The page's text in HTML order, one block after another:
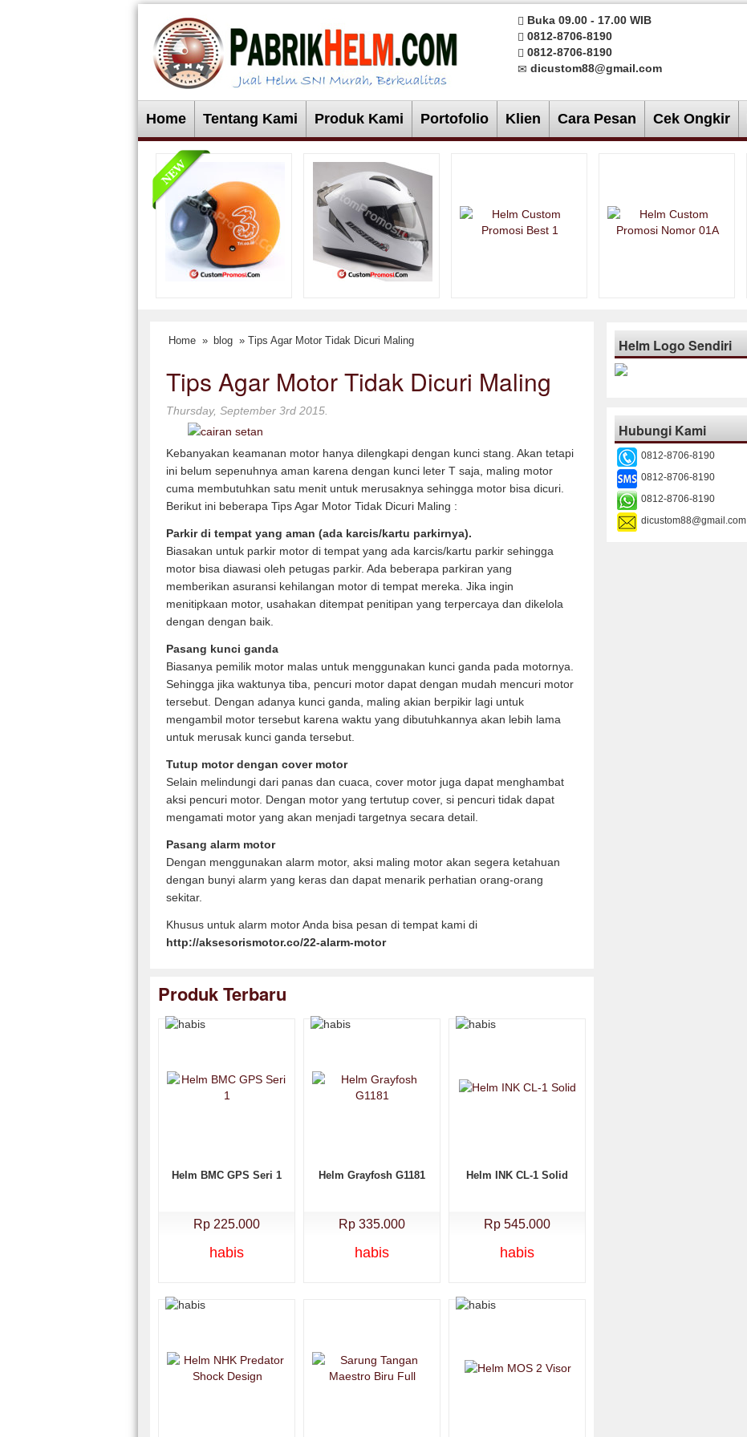
Buka 09.00 - 17.00 WIB
0812-8706-8190
0812-8706-8190
dicustom88@gmail.com
Home Tentang Kami Produk Kami Portofolio Klien Cara Pesan Cek Ongkir
Home » blog » Tips Agar Motor Tidak Dicuri Maling
Tips Agar Motor Tidak Dicuri Maling
Thursday, September 3rd 2015.
Kebanyakan keamanan motor hanya dilengkapi dengan kunci stang. Akan tetapi
ini belum sepenuhnya aman karena dengan kunci leter T saja, maling motor
cuma membutuhkan satu menit untuk merusaknya sehingga motor bisa dicuri.
Berikut ini beberapa Tips Agar Motor Tidak Dicuri Maling :
Parkir di tempat yang aman (ada karcis/kartu parkirnya).
Biasakan untuk parkir motor di tempat yang ada karcis/kartu parkir sehingga
motor bisa diawasi oleh petugas parkir. Ada beberapa parkiran yang
memberikan asuransi kehilangan motor di tempat mereka. Jika ingin
menitipkaan motor, usahakan ditempat penitipan yang terpercaya dan dikelola
dengan dengan baik.
Pasang kunci ganda
Biasanya pemilik motor malas untuk menggunakan kunci ganda pada motornya.
Sehingga jika waktunya tiba, pencuri motor dapat dengan mudah mencuri motor
tersebut. Dengan adanya kunci ganda, maling akian berpikir lagi untuk
mengambil motor tersebut karena waktu yang dibutuhkannya akan lebih lama
untuk merusak kunci ganda tersebut.
Tutup motor dengan cover motor
Selain melindungi dari panas dan cuaca, cover motor juga dapat menghambat
aksi pencuri motor. Dengan motor yang tertutup cover, si pencuri tidak dapat
mengamati motor yang akan menjadi targetnya secara detail.
Pasang alarm motor
Dengan menggunakan alarm motor, aksi maling motor akan segera ketahuan
dengan bunyi alarm yang keras dan dapat menarik perhatian orang-orang
sekitar.
Khusus untuk alarm motor Anda bisa pesan di tempat kami di
http://aksesorismotor.co/22-alarm-motor
Produk Terbaru
Helm BMC GPS Seri 1
Rp 225.000
habis
Helm Grayfosh G1181
Rp 335.000
habis
Helm INK CL-1 Solid
Rp 545.000
habis
Helm Logo Sendiri
Hubungi Kami
0812-8706-8190
0812-8706-8190
0812-8706-8190
dicustom88@gmail.com